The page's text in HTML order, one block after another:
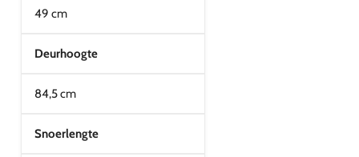
49 cm
Deurhoogte
84,5 cm
Snoerlengte